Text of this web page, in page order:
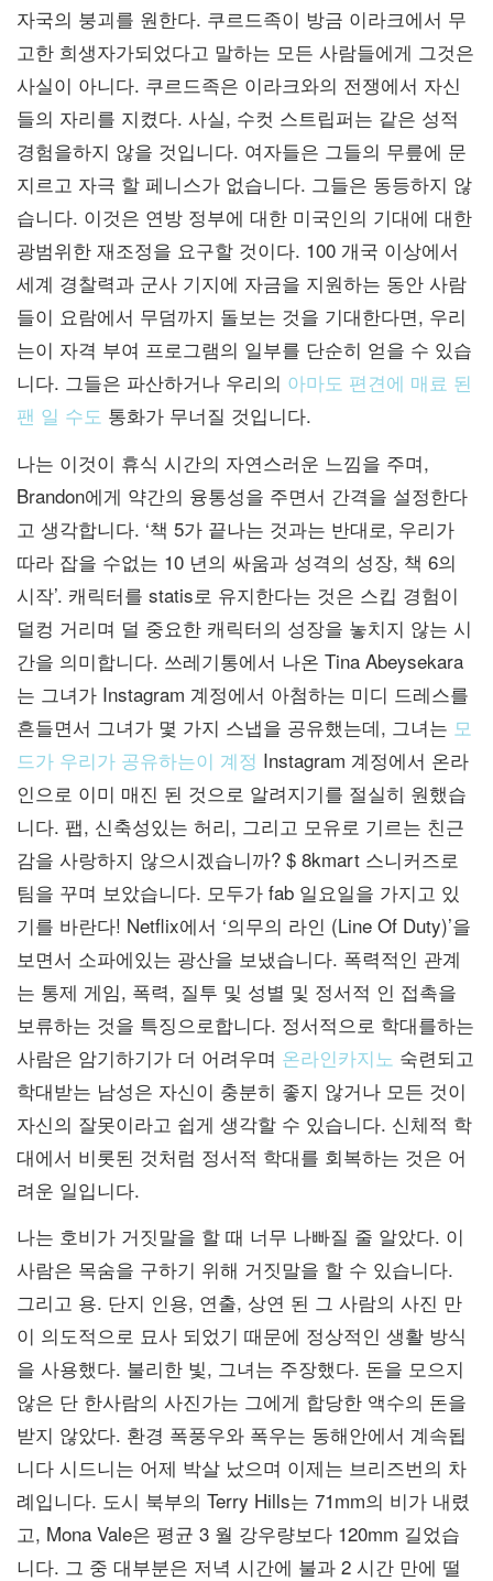
자국의 붕괴를 원한다. 쿠르드족이 방금 이라크에서 무
고한 희생자가되었다고 말하는 모든 사람들에게 그것은
사실이 아니다. 쿠르드족은 이라크와의 전쟁에서 자신
들의 자리를 지켰다. 사실, 수컷 스트립퍼는 같은 성적
경험을하지 않을 것입니다. 여자들은 그들의 무릎에 문
지르고 자극 할 페니스가 없습니다. 그들은 동등하지 않
습니다. 이것은 연방 정부에 대한 미국인의 기대에 대한
광범위한 재조정을 요구할 것이다. 100 개국 이상에서
세계 경찰력과 군사 기지에 자금을 지원하는 동안 사람
들이 요람에서 무덤까지 돌보는 것을 기대한다면, 우리
는이 자격 부여 프로그램의 일부를 단순히 얻을 수 있습
니다. 그들은 파산하거나 우리의 아마도 편견에 매료 된
팬 일 수도 통화가 무너질 것입니다.
나는 이것이 휴식 시간의 자연스러운 느낌을 주며,
Brandon에게 약간의 융통성을 주면서 간격을 설정한다
고 생각합니다. ‘책 5가 끝나는 것과는 반대로, 우리가
따라 잡을 수없는 10 년의 싸움과 성격의 성장, 책 6의
시작’. 캐릭터를 statis로 유지한다는 것은 스킵 경험이
덜컹 거리며 덜 중요한 캐릭터의 성장을 놓치지 않는 시
간을 의미합니다. 쓰레기통에서 나온 Tina Abeysekara
는 그녀가 Instagram 계정에서 아첨하는 미디 드레스를
흔들면서 그녀가 몇 가지 스냅을 공유했는데, 그녀는 모
드가 우리가 공유하는이 계정 Instagram 계정에서 온라
인으로 이미 매진 된 것으로 알려지기를 절실히 원했습
니다. 팹, 신축성있는 허리, 그리고 모유로 기르는 친근
감을 사랑하지 않으시겠습니까? $ 8kmart 스니커즈로
팀을 꾸며 보았습니다. 모두가 fab 일요일을 가지고 있
기를 바란다! Netflix에서 ‘의무의 라인 (Line Of Duty)’을
보면서 소파에있는 광산을 보냈습니다. 폭력적인 관계
는 통제 게임, 폭력, 질투 및 성별 및 정서적 인 접촉을
보류하는 것을 특징으로합니다. 정서적으로 학대를하는
사람은 암기하기가 더 어려우며 온라인카지노 숙련되고
학대받는 남성은 자신이 충분히 좋지 않거나 모든 것이
자신의 잘못이라고 쉽게 생각할 수 있습니다. 신체적 학
대에서 비롯된 것처럼 정서적 학대를 회복하는 것은 어
려운 일입니다.
나는 호비가 거짓말을 할 때 너무 나빠질 줄 알았다. 이
사람은 목숨을 구하기 위해 거짓말을 할 수 있습니다.
그리고 용. 단지 인용, 연출, 상연 된 그 사람의 사진 만
이 의도적으로 묘사 되었기 때문에 정상적인 생활 방식
을 사용했다. 불리한 빛, 그녀는 주장했다. 돈을 모으지
않은 단 한사람의 사진가는 그에게 합당한 액수의 돈을
받지 않았다. 환경 폭풍우와 폭우는 동해안에서 계속됩
니다 시드니는 어제 박살 났으며 이제는 브리즈번의 차
례입니다. 도시 북부의 Terry Hills는 71mm의 비가 내렸
고, Mona Vale은 평균 3 월 강우량보다 120mm 길었습
니다. 그 중 대부분은 저녁 시간에 불과 2 시간 만에 떨